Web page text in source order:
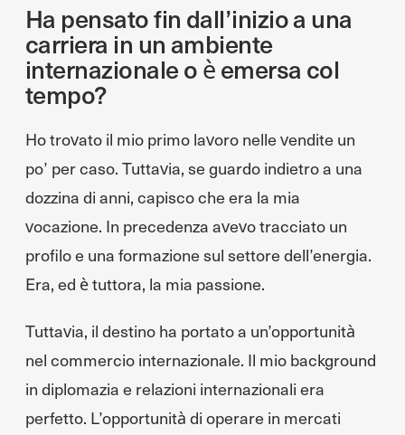
Ha pensato fin dall’inizio a una
carriera in un ambiente
internazionale o è emersa col
tempo?
Ho trovato il mio primo lavoro nelle vendite un
po’ per caso. Tuttavia, se guardo indietro a una
dozzina di anni, capisco che era la mia
vocazione. In precedenza avevo tracciato un
profilo e una formazione sul settore dell’energia.
Era, ed è tuttora, la mia passione.
Tuttavia, il destino ha portato a un’opportunità
nel commercio internazionale. Il mio background
in diplomazia e relazioni internazionali era
perfetto. L’opportunità di operare in mercati